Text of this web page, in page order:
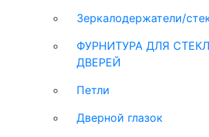
Зеркалодержатели/
ФУРНИТУРА ДЛЯ
ДВЕРЕЙ
Петли
Дверной глазок